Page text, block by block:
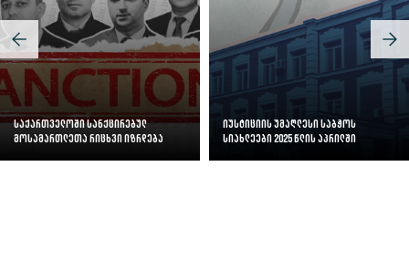
საქართველოში სანქცირებულ
მოსამართლეთა რიცხვი იზრდება
იუსტიციის უმაღლესი საბჭოს
სიახლეები 2025 წლის აპრილში